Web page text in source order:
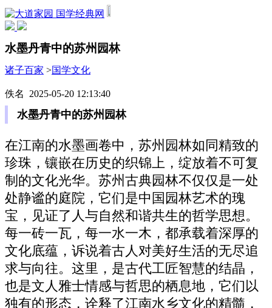
国学经典网
水墨丹青中的苏州园林
诸子百家 >国学文化
佚名 2025-05-20 12:13:40
水墨丹青中的苏州园林
在江南的水墨画卷中，苏州园林如同精致的
珍珠，镶嵌在历史的织锦上，绽放着不可复
制的文化光华。苏州古典园林不仅仅是一处
处静谧的庭院，它们是中国园林艺术的瑰
宝，见证了人与自然和谐共生的哲学思想。
每一砖一瓦，每一水一木，都承载着深厚的
文化底蕴，诉说着古人对美好生活的无尽追
求与向往。这里，是古代工匠智慧的结晶，
也是文人雅士情感与哲思的栖息地，它们以
独有的形态，诠释了江南水乡文化的精髓，